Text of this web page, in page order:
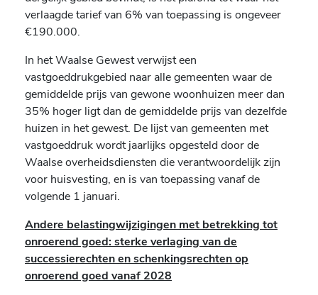
verlaagde tarief van 6% van toepassing is ongeveer
€190.000.
In het Waalse Gewest verwijst een
vastgoeddrukgebied naar alle gemeenten waar de
gemiddelde prijs van gewone woonhuizen meer dan
35% hoger ligt dan de gemiddelde prijs van dezelfde
huizen in het gewest. De lijst van gemeenten met
vastgoeddruk wordt jaarlijks opgesteld door de
Waalse overheidsdiensten die verantwoordelijk zijn
voor huisvesting, en is van toepassing vanaf de
volgende 1 januari.
Andere belastingwijzigingen met betrekking tot
onroerend goed: sterke verlaging van de
successierechten en schenkingsrechten op
onroerend goed vanaf 2028